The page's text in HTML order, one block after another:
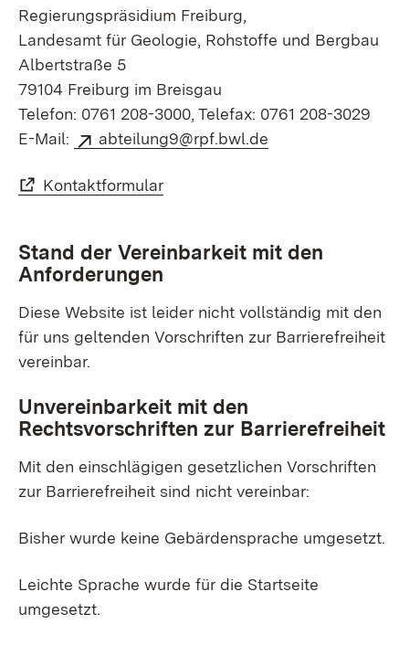
Regierungspräsidium Freiburg,
Landesamt für Geologie, Rohstoffe und Bergbau
Albertstraße 5
79104 Freiburg im Breisgau
Telefon: 0761 208-3000, Telefax: 0761 208-3029
E-Mail:
abteilung9@rpf.bwl.de
Kontaktformular
Stand der Vereinbarkeit mit den
Anforderungen
Diese Website ist leider nicht vollständig mit den
für uns geltenden Vorschriften zur Barrierefreiheit
vereinbar.
Unvereinbarkeit mit den
Rechtsvorschriften zur Barrierefreiheit
Mit den einschlägigen gesetzlichen Vorschriften
zur Barrierefreiheit sind nicht vereinbar:
Bisher wurde keine Gebärdensprache umgesetzt.
Leichte Sprache wurde für die Startseite
umgesetzt.